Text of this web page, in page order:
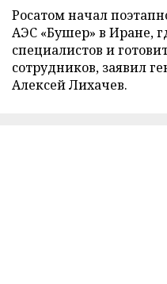
Росатом начал
АЭС «Бушер» в Иране,
специалистов и
сотрудников, заявил
Алексей Лихачев.